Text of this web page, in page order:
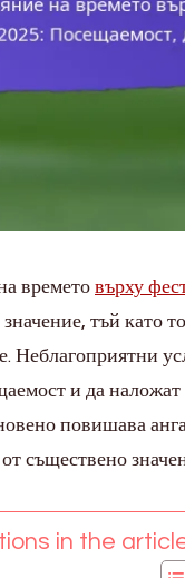
времето върху
тъй като
Неблагоприятни
и да
повишава
съществено
in the